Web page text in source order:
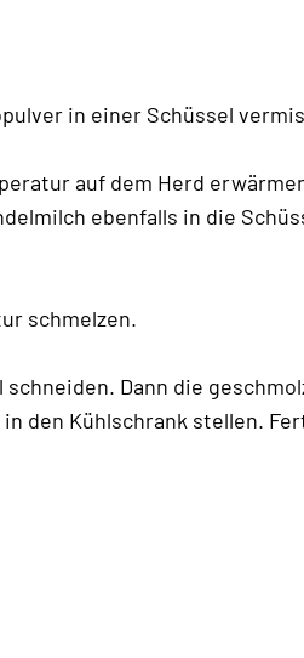
in einer Schüssel
auf dem Herd
ebenfalls in die
schmelzen.
Dann die
den Kühlschrank stellen.